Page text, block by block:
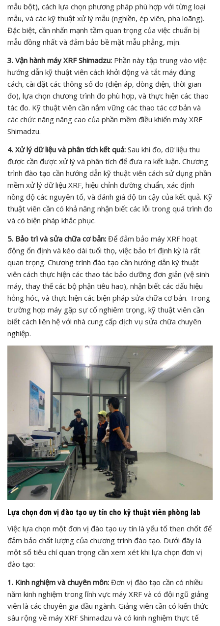
mẫu bột), cách lựa chọn phương pháp phù hợp với từng loại
mẫu, và các kỹ thuật xử lý mẫu (nghiền, ép viên, pha loãng).
Đặc biệt, cần nhấn mạnh tầm quan trọng của việc chuẩn bị
mẫu đồng nhất và đảm bảo bề mặt mẫu phẳng, mịn.
3. Vận hành máy XRF Shimadzu: Phần này tập trung vào việc
hướng dẫn kỹ thuật viên cách khởi động và tắt máy đúng
cách, cài đặt các thông số đo (điện áp, dòng điện, thời gian
đo), lựa chọn chương trình đo phù hợp, và thực hiện các thao
tác đo. Kỹ thuật viên cần nắm vững các thao tác cơ bản và
các chức năng nâng cao của phần mềm điều khiển máy XRF
Shimadzu.
4. Xử lý dữ liệu và phân tích kết quả: Sau khi đo, dữ liệu thu
được cần được xử lý và phân tích để đưa ra kết luận. Chương
trình đào tạo cần hướng dẫn kỹ thuật viên cách sử dụng phần
mềm xử lý dữ liệu XRF, hiệu chỉnh đường chuẩn, xác định
nồng độ các nguyên tố, và đánh giá độ tin cậy của kết quả. Kỹ
thuật viên cần có khả năng nhận biết các lỗi trong quá trình đo
và có biện pháp khắc phục.
5. Bảo trì và sửa chữa cơ bản: Để đảm bảo máy XRF hoạt
động ổn định và kéo dài tuổi thọ, việc bảo trì định kỳ là rất
quan trọng. Chương trình đào tạo cần hướng dẫn kỹ thuật
viên cách thực hiện các thao tác bảo dưỡng đơn giản (vệ sinh
máy, thay thế các bộ phận tiêu hao), nhận biết các dấu hiệu
hỏng hóc, và thực hiện các biện pháp sửa chữa cơ bản. Trong
trường hợp máy gặp sự cố nghiêm trọng, kỹ thuật viên cần
biết cách liên hệ với nhà cung cấp dịch vụ sửa chữa chuyên
nghiệp.
Lựa chọn đơn vị đào tạo uy tín cho kỹ thuật viên phòng lab
Việc lựa chọn một đơn vị đào tạo uy tín là yếu tố then chốt để
đảm bảo chất lượng của chương trình đào tạo. Dưới đây là
một số tiêu chí quan trọng cần xem xét khi lựa chọn đơn vị
đào tạo:
1. Kinh nghiệm và chuyên môn: Đơn vị đào tạo cần có nhiều
năm kinh nghiệm trong lĩnh vực máy XRF và có đội ngũ giảng
viên là các chuyên gia đầu ngành. Giảng viên cần có kiến thức
sâu rộng về máy XRF Shimadzu và có kinh nghiệm thực tế